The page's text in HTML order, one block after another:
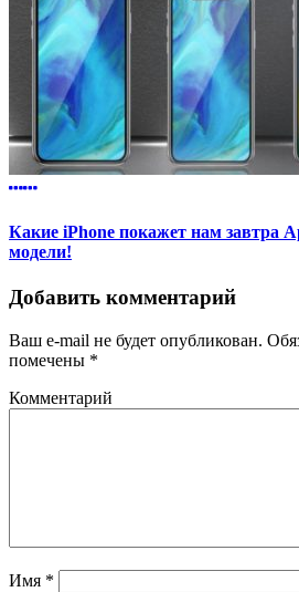
Какие iPhone покажет нам завтра
модели!
Добавить комментарий
Ваш e-mail не будет опубликован.
помечены *
Комментарий
Имя *